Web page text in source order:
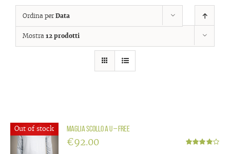
Ordina perData
Mostra 12 prodotti
Out of stock Maglia scollo a U – Free
€92.00